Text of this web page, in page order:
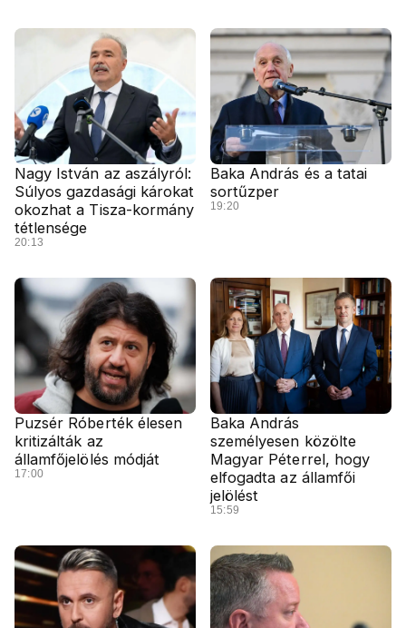
Nagy István az aszályról:
Súlyos gazdasági károkat
okozhat a Tisza-kormány
tétlensége
20:13
Baka András és a tatai
sortűzper
19:20
Puzsér Róberték élesen
kritizálták az
államfőjelölés módját
17:00
Baka András
személyesen közölte
Magyar Péterrel, hogy
elfogadta az államfői
jelölést
15:59